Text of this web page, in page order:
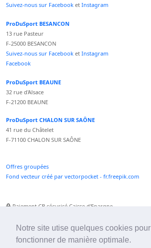
Notre site utise quelques cookies pour
fonctionner de manière optimale.
Suivez-nous sur Facebook et Instagram
ProDuSport BESANCON
13 rue Pasteur
F-25000 BESANCON
Suivez-nous sur Facebook et Instagram
Facebook
ProDuSport BEAUNE
32 rue d'Alsace
F-21200 BEAUNE
ProDuSport CHALON SUR SAÔNE
41 rue du Châtelet
F-71100 CHALON SUR SAÔNE
Offres groupées
Fond vecteur créé par vectorpocket - fr.freepik.com
Paiement CB sécurisé Caisse d'Epargne
Paiement Paypal accepté